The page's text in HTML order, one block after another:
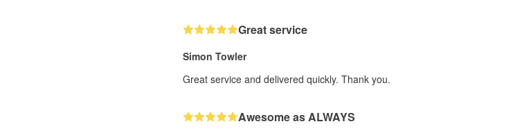
Great service
Simon Towler
Great service and delivered quickly. Thank you.
Awesome as ALWAYS